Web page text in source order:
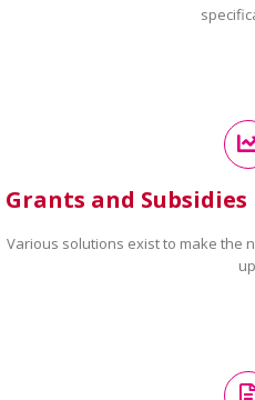
Grants and Subsidies
Various solutions exist to make the